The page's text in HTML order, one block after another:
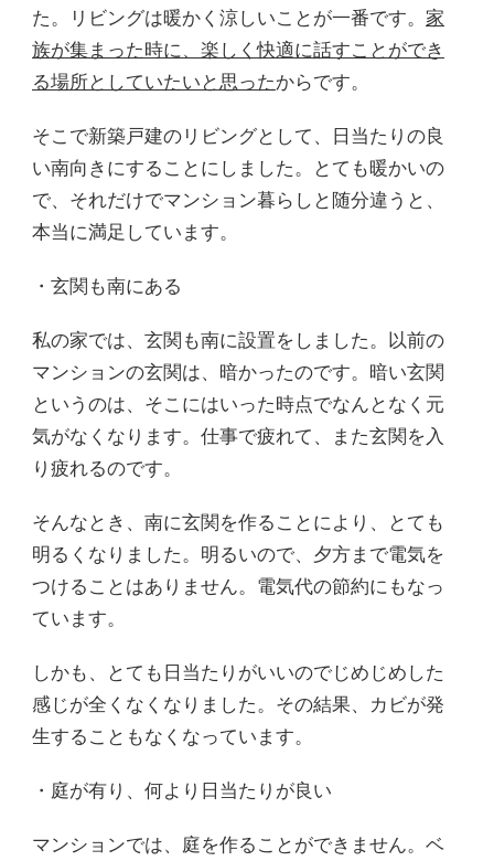
た。リビングは暖かく涼しいことが一番です。 家
族が集まった時に、楽しく快適に話すことができ
る場所としていたいと思ったからです。
そこで新築戸建のリビングとして、日当たりの良
い南向きにすることにしました。とても暖かいの
で、それだけでマンション暮らしと随分違うと、
本当に満足しています。
・玄関も南にある
私の家では、玄関も南に設置をしました。以前の
マンションの玄関は、暗かったのです。暗い玄関
というのは、そこにはいった時点でなんとなく元
気がなくなります。仕事で疲れて、また玄関を入
り疲れるのです。
そんなとき、南に玄関を作ることにより、とても
明るくなりました。明るいので、夕方まで電気を
つけることはありません。電気代の節約にもなっ
ています。
しかも、とても日当たりがいいのでじめじめした
感じが全くなくなりました。その結果、カビが発
生することもなくなっています。
・庭が有り、何より日当たりが良い
マンションでは、庭を作ることができません。ベ